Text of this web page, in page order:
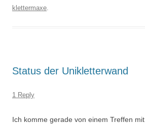
klettermaxe
Status der Unikletterwand
1 Reply
Ich komme gerade von einem Treffen